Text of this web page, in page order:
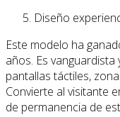
Diseño
Este modelo ha
años. Es
pantallas táctiles,
Convierte al visitante
de permanencia de